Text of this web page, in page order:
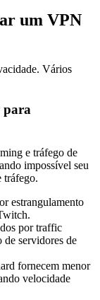
um VPN
Vários
para
e tráfego de
impossível seu
tráfego.
estrangulamento
por traffic
servidores de
fornecem menor
velocidade